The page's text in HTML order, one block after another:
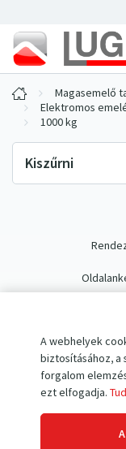
A webhelyek
biztosításához,
forgalom
ezt elfogadja.
Magasemelő
Elektromos
1000 kg
Kiszűrni
Készlet